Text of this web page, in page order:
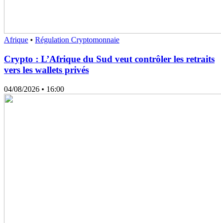
Afrique • Régulation Cryptomonnaie
Crypto : L’Afrique du Sud veut contrôler les retraits
vers les wallets privés
04/08/2026 • 16:00